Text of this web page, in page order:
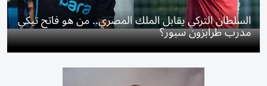
السلطان التركي يقابل الملك المصري.. من هو فاتح تيكي
مدرب طرابزون سبور؟